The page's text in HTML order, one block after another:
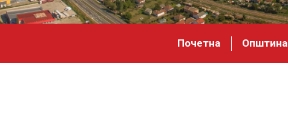
Почетна Општина